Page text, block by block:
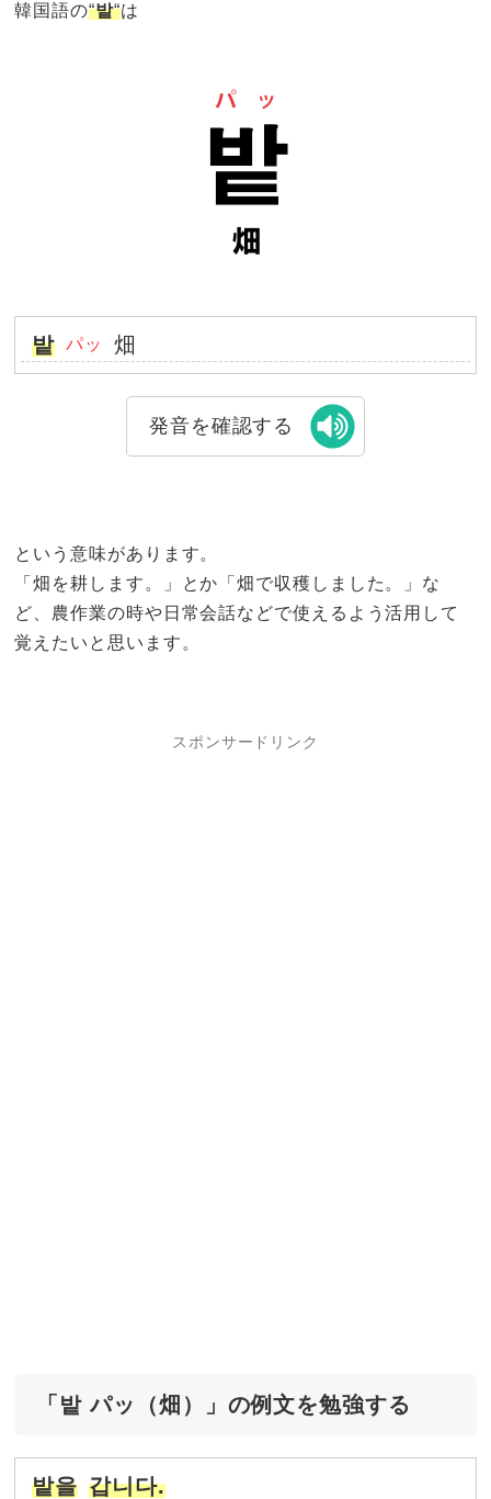
韓国語の“밭“は
밭 パッ 畑
発音を確認する
という意味があります。
「畑を耕します。」とか「畑で収穫しました。」な
ど、農作業の時や日常会話などで使えるよう活用して
覚えたいと思います。
スポンサードリンク
「밭 パッ（畑）」の例文を勉強する
밭을 갑니다.